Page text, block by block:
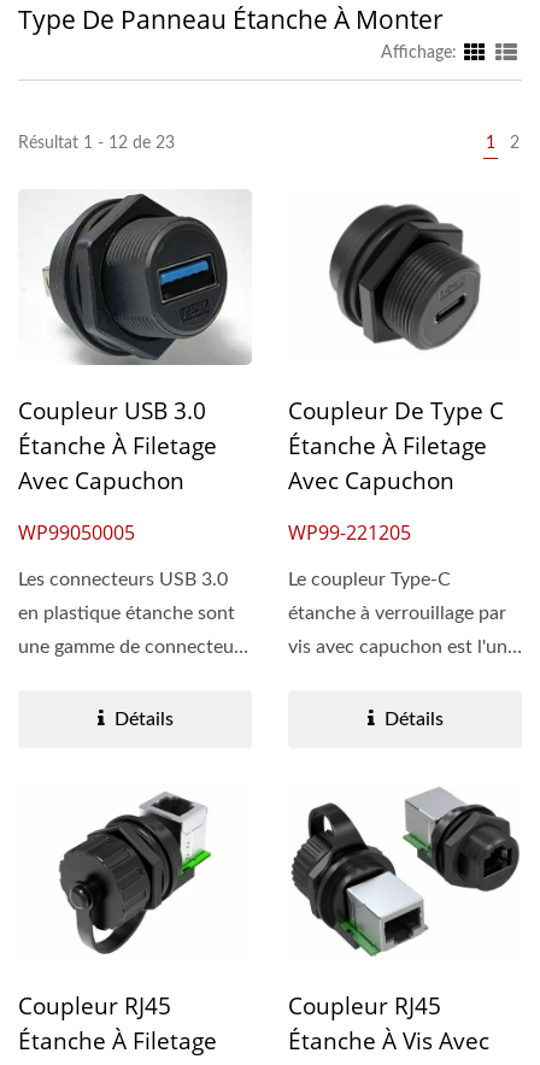
Type De Panneau Étanche À Monter
Affichage:
Résultat 1 - 12 de 23 1 2
Coupleur USB 3.0
Étanche À Filetage
Avec Capuchon
WP99050005
Les connecteurs USB 3.0
en plastique étanche sont
une gamme de connecteurs
Détails
Coupleur De Type C
Étanche À Filetage
Avec Capuchon
WP99-221205
Le coupleur Type-C
étanche à verrouillage par
vis avec capuchon est l'un
Détails
Coupleur RJ45
Étanche À Filetage
Coupleur RJ45
Étanche À Vis Avec